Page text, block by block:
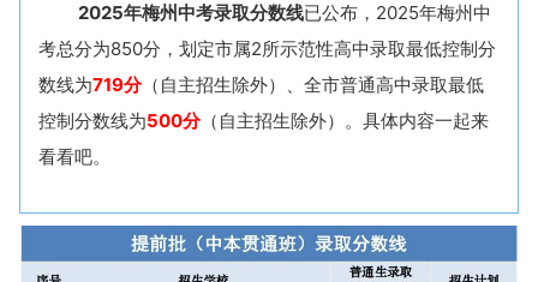
2025年梅州中考录取分数线已公布，2025年梅州中
考总分为850分，划定市属2所示范性高中录取最低控制分
数线为719分（自主招生除外）、全市普通高中录取最低
控制分数线为500分（自主招生除外）。具体内容一起来
看看吧。